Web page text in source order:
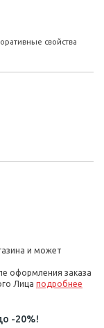
свойства
и может
оформления заказа
Лица подробнее
-20%!